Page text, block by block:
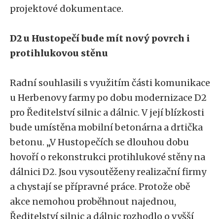
projektové dokumentace.
D2 u Hustopečí bude mít nový povrch i
protihlukovou stěnu
Radní souhlasili s využitím části komunikace
u Herbenovy farmy po dobu modernizace D2
pro Ředitelství silnic a dálnic. V její blízkosti
bude umístěna mobilní betonárna a drtička
betonu. „V Hustopečích se dlouhou dobu
hovoří o rekonstrukci protihlukové stěny na
dálnici D2. Jsou vysoutěženy realizační firmy
a chystají se přípravné práce. Protože obě
akce nemohou proběhnout najednou,
Ředitelství silnic a dálnic rozhodlo o vyšší